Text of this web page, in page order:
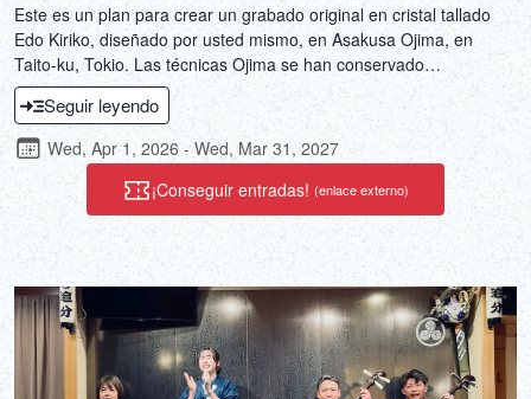
Este es un plan para crear un grabado original en cristal tallado
Edo Kiriko, diseñado por usted mismo, en Asakusa Ojima, en
Taito-ku, Tokio. Las técnicas Ojima se han conservado
meticulosamente durante más de 130 años desde la fundación del
taller. Experimente la tradición del cristal tallado Edo Kiriko, tan
apreciado que fue declarado Producto Artesanal Tradicional
Nacional de Japón por el Ministro de Economía, Comercio e
Industria en 2002. Dé vida a sus propios diseños con técnicas
artesanales.
Seguir leyendo
Wed, Apr 1, 2026 - Wed, Mar 31, 2027
¡Conseguir entradas! (enlace externo)